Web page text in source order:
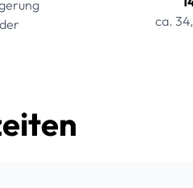
ca.